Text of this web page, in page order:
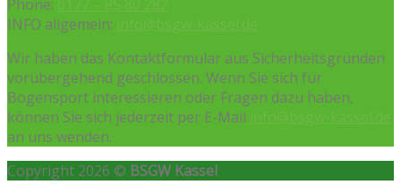
Phone: 0177 – 85 80 282
INFO allgemein: info@bsgw-kassel.de
Wir haben das Kontaktformular aus Sicherheitsgründen
vorübergehend geschlossen. Wenn Sie sich für
Bogensport interessieren oder Fragen dazu haben,
können Sie sich jederzeit per E-Mail info@bsgw-kassel.de
an uns wenden.
Copyright 2026 © BSGW Kassel